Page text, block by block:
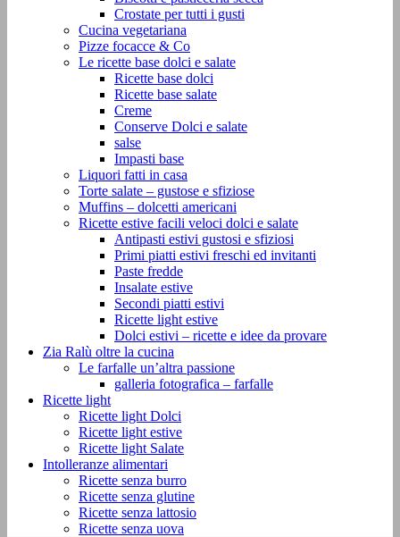
Crostate per tutti i gusti
Cucina vegetariana
Pizze focacce & Co
Le ricette base dolci e salate
Ricette base dolci
Ricette base salate
Creme
Conserve Dolci e salate
salse
Impasti base
Liquori fatti in casa
Torte salate – gustose e sfiziose
Muffins – dolcetti americani
Ricette estive facili veloci dolci e salate
Antipasti estivi gustosi e sfiziosi
Primi piatti estivi freschi ed invitanti
Paste fredde
Insalate estive
Secondi piatti estivi
Ricette light estive
Dolci estivi – ricette e idee da provare
Zia Ralù oltre la cucina
Le farfalle un’altra passione
galleria fotografica – farfalle
Ricette light
Ricette light Dolci
Ricette light estive
Ricette light Salate
Intolleranze alimentari
Ricette senza burro
Ricette senza glutine
Ricette senza lattosio
Ricette senza uova